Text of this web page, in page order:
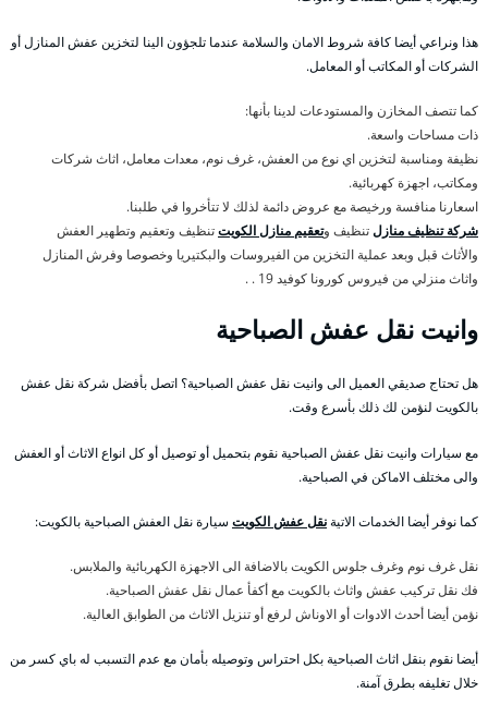
هذا ونراعي أيضا كافة شروط الامان والسلامة عندما تلجؤون الينا لتخزين عفش المنازل أو
الشركات أو المكاتب أو المعامل.
كما تتصف المخازن والمستودعات لدينا بأنها:
ذات مساحات واسعة.
نظيفة ومناسبة لتخزين اي نوع من العفش، غرف نوم، معدات معامل، اثاث شركات
ومكاتب، اجهزة كهربائية.
اسعارنا منافسة ورخيصة مع عروض دائمة لذلك لا تتأخروا في طلبنا.
شركة تنظيف منازلتنظيف وتعقيم منازل الكويتتنظيف وتعقيم وتطهير العفش
والأثاث قبل وبعد عملية التخزين من الفيروسات والبكتيريا وخصوصا وفرش المنازل
واثاث منزلي من فيروس كورونا كوفيد 19 . .
وانيت نقل عفش الصباحية
هل تحتاج صديقي العميل الى وانيت نقل عفش الصباحية؟ اتصل بأفضل شركة نقل عفش
بالكويت لنؤمن لك ذلك بأسرع وقت.
مع سيارات وانيت نقل عفش الصباحية نقوم بتحميل أو توصيل أو كل انواع الاثاث أو العفش
والى مختلف الاماكن في الصباحية.
كما نوفر أيضا الخدمات الاتيةنقل عفش الكويت سيارة نقل العفش الصباحية بالكويت:
نقل غرف نوم وغرف جلوس الكويت بالاضافة الى الاجهزة الكهربائية والملابس.
فك نقل تركيب عفش واثاث بالكويت مع أكفأ عمال نقل عفش الصباحية.
نؤمن أيضا أحدث الادوات أو الاوناش لرفع أو تنزيل الاثاث من الطوابق العالية.
أيضا نقوم بنقل اثاث الصباحية بكل احتراس وتوصيله بأمان مع عدم التسبب له باي كسر من
خلال تغليفه بطرق آمنة.